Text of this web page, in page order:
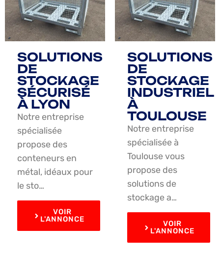
SOLUTIONS
DE
STOCKAGE
SÉCURISÉ
À LYON
Notre entreprise
spécialisée
propose des
conteneurs en
métal, idéaux pour
le sto…
VOIR
L'ANNONCE
SOLUTIONS
DE
STOCKAGE
INDUSTRIEL
À
TOULOUSE
Notre entreprise
spécialisée à
Toulouse vous
propose des
solutions de
stockage a…
VOIR
L'ANNONCE